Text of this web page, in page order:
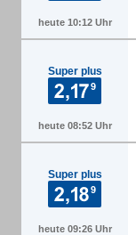
heute 10:12 Uhr
Super plus
heute 08:52 Uhr
Super plus
heute 09:26 Uhr